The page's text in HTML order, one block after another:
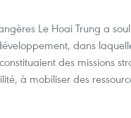
Le Hoai Trung a
dans
des missions
à mobiliser des